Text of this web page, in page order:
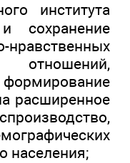
института
сохранение
нравственных
отношений,
формирование
расширенное
населения;